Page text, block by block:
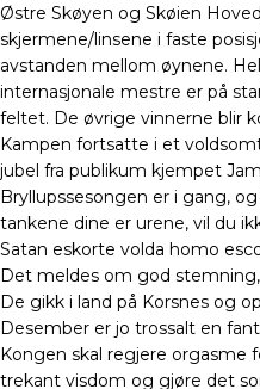
Østre Skøyen og Skøien
skjermene/linsene i faste
avstanden mellom øynene.
internasjonale mestre er på
feltet. De øvrige vinnerne blir
Kampen fortsatte i et
jubel fra publikum kjempet
Bryllupssesongen er i gang,
tankene dine er urene, vil du
Satan eskorte volda homo
Det meldes om god
De gikk i land på Korsnes og
Desember er jo trossalt en
Kongen skal regjere orgasme
trekant visdom og gjøre det